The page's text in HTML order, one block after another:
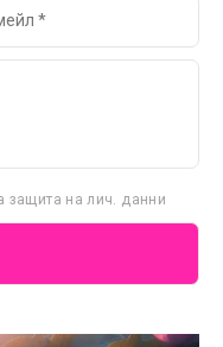
защита на лич. данни